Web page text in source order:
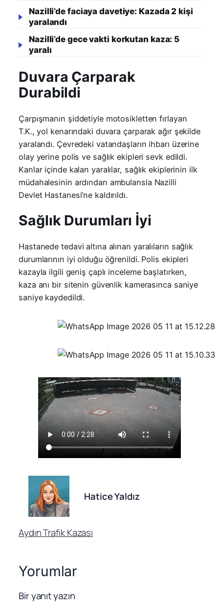
Nazilli’de faciaya davetiye: Kazada 2 kişi
yaralandı
Nazilli’de gece vakti korkutan kaza: 5
yaralı
​Duvara Çarparak
Durabildi
​Çarpışmanın şiddetiyle motosikletten fırlayan
T.K., yol kenarındaki duvara çarparak ağır şekilde
yaralandı. Çevredeki vatandaşların ihbarı üzerine
olay yerine polis ve sağlık ekipleri sevk edildi.
Kanlar içinde kalan yaralılar, sağlık ekiplerinin ilk
müdahalesinin ardından ambulansla Nazilli
Devlet Hastanesi’ne kaldırıldı.
​Sağlık Durumları İyi
​Hastanede tedavi altına alınan yaralıların sağlık
durumlarının iyi olduğu öğrenildi. Polis ekipleri
kazayla ilgili geniş çaplı inceleme başlatırken,
kaza anı bir sitenin güvenlik kamerasınca saniye
saniye kaydedildi.
Hatice Yaldız
Aydın Trafik Kazası
Yorumlar
Bir yanıt yazın